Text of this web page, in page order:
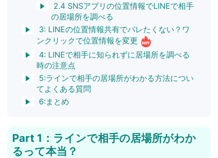
2.4 SNSアプリの位置情報でLINEで相手
の居場所を調べる
3: LINEの位置情報共有でバレたくない？ワ
ンクリックで位置情報を変更
4: LINEで相手に知られずに居場所を調べる
時の注意点
5:ラインで相手の居場所がわかる方法につい
てよくある質問
6:まとめ
Part 1：ラインで相手の居場所がわか
るって本当？